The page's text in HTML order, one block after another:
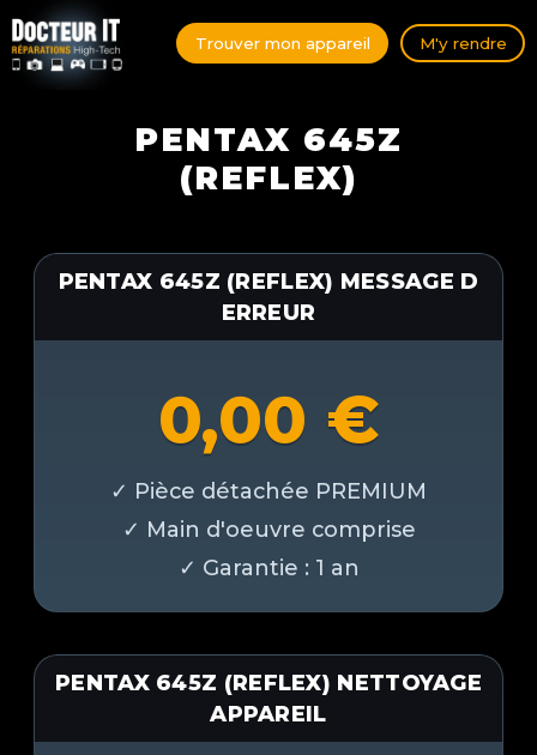
Trouver mon appareil M'y rendre
PENTAX 645Z
(REFLEX)
PENTAX 645Z (REFLEX) MESSAGE D
ERREUR
0,00 €
PENTAX 645Z (REFLEX) NETTOYAGE
APPAREIL